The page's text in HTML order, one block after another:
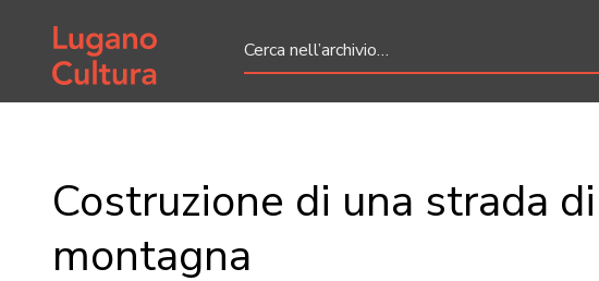
Home page
Costruzione di una strada di
montagna